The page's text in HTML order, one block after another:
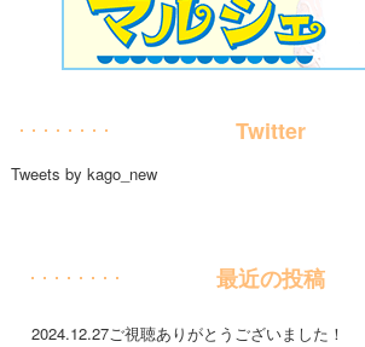
Twitter
Tweets by kago_new
最近の投稿
2024.12.27ご視聴ありがとうございました！